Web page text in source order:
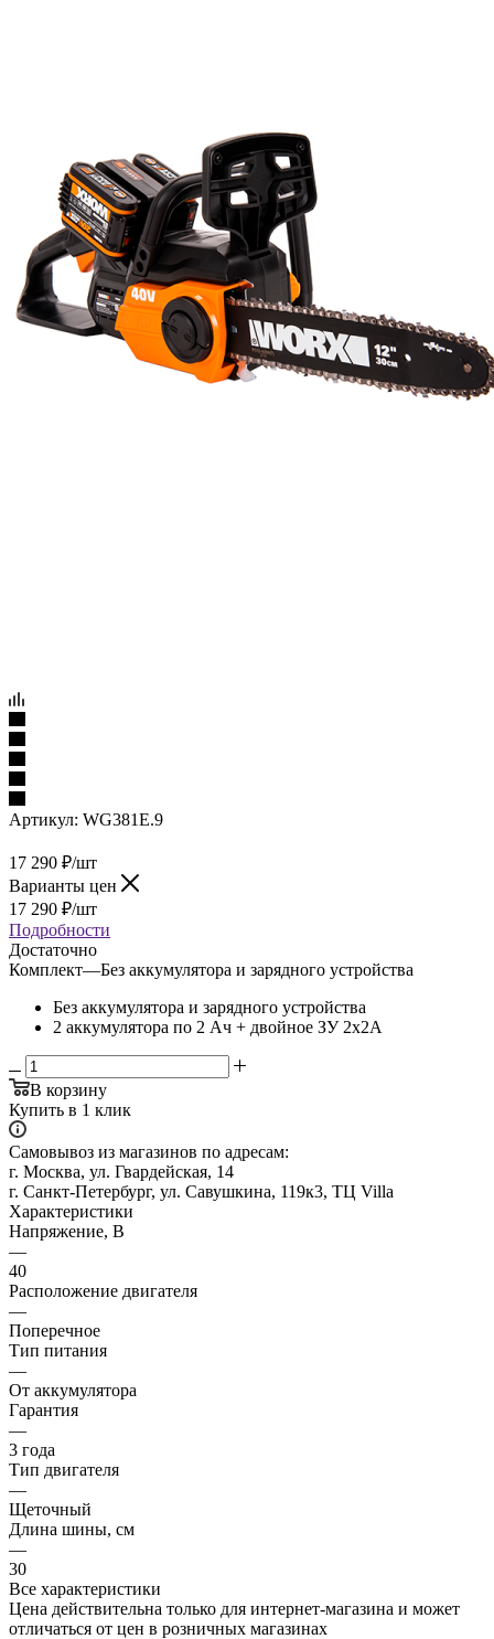
Артикул: WG381E.9
17 290 ₽/шт
Варианты цен
17 290 ₽/шт
Подробности
Достаточно
Комплект—Без аккумулятора и зарядного устройства
Без аккумулятора и зарядного устройства
2 аккумулятора по 2 Ач + двойное ЗУ 2x2A
В корзину
Купить в 1 клик
Самовывоз из магазинов по адресам:
г. Москва, ул. Гвардейская, 14
г. Санкт-Петербург, ул. Савушкина, 119к3, ТЦ Villa
Характеристики
Напряжение, В
—
40
Расположение двигателя
—
Поперечное
Тип питания
—
От аккумулятора
Гарантия
—
3 года
Тип двигателя
—
Щеточный
Длина шины, см
—
30
Все характеристики
Цена действительна только для интернет-магазина и может
отличаться от цен в розничных магазинах